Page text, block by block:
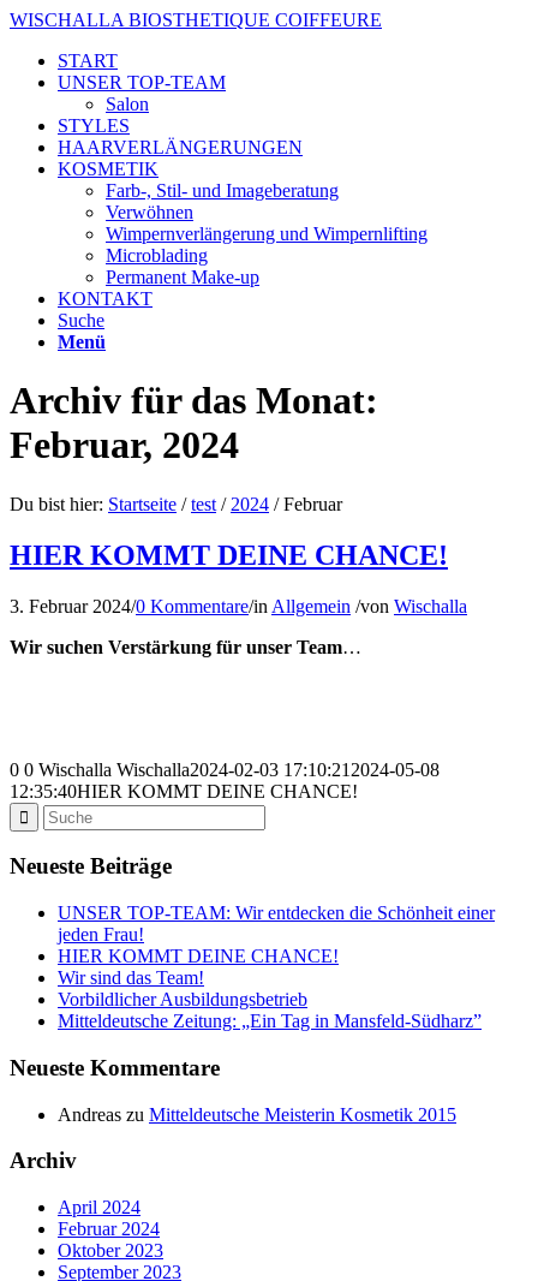
WISCHALLA BIOSTHETIQUE COIFFEURE
START
UNSER TOP-TEAM
Salon
STYLES
HAARVERLÄNGERUNGEN
KOSMETIK
Farb-, Stil- und Imageberatung
Verwöhnen
Wimpernverlängerung und Wimpernlifting
Microblading
Permanent Make-up
KONTAKT
Suche
Menü
Archiv für das Monat:
Februar, 2024
Du bist hier: Startseite / test / 2024 / Februar
HIER KOMMT DEINE CHANCE!
3. Februar 2024/0 Kommentare/in Allgemein /von Wischalla
Wir suchen Verstärkung für unser Team…
0 0 Wischalla Wischalla2024-02-03 17:10:21 2024-05-08
12:35:40HIER KOMMT DEINE CHANCE!
Neueste Beiträge
UNSER TOP-TEAM: Wir entdecken die Schönheit einer
jeden Frau!
HIER KOMMT DEINE CHANCE!
Wir sind das Team!
Vorbildlicher Ausbildungsbetrieb
Mitteldeutsche Zeitung: „Ein Tag in Mansfeld-Südharz”
Neueste Kommentare
Andreas zu Mitteldeutsche Meisterin Kosmetik 2015
Archiv
April 2024
Februar 2024
Oktober 2023
September 2023